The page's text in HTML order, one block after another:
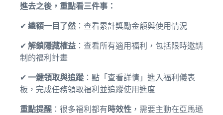
進去之後，重點看三件事：
✔ 總額一目了然 ：查看累計獎勵金額與使用情況
✔ 解鎖隱藏權益 ：查看所有適用福利，包括限時邀請
制的福利計畫
✔ 一鍵領取與追蹤 ：點「查看詳情」進入福利儀表
板，完成任務領取福利並追蹤使用進度
重點提醒 ：很多福利都有時效性 ，需要主動在亞馬遜